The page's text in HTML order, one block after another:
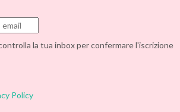
la tua inbox per confermare l'iscrizione
Policy